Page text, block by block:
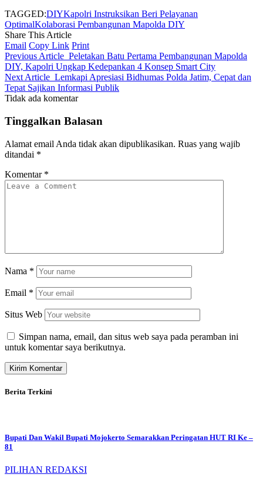
TAGGED:DIYKapolri Instruksikan Beri Pelayanan
OptimalKolaborasi Pembangunan Mapolda DIY
Share This Article
Email Copy Link Print
Previous Article Peletakan Batu Pertama Pembangunan Mapolda
DIY, Kapolri Ungkap Kedepankan 4 Konsep Smart City
Next Article Lemkapi Apresiasi Bidhumas Polda Jatim, Cepat dan
Tepat Sajikan Informasi Publik
Tidak ada komentar
Tinggalkan Balasan
Alamat email Anda tidak akan dipublikasikan. Ruas yang wajib
ditandai *
Komentar *
Nama *
Email *
Situs Web
Simpan nama, email, dan situs web saya pada peramban ini
untuk komentar saya berikutnya.
Berita Terkini
Bupati Dan Wakil Bupati Mojokerto Semarakkan Peringatan HUT RI Ke –
81
PILIHAN REDAKSI